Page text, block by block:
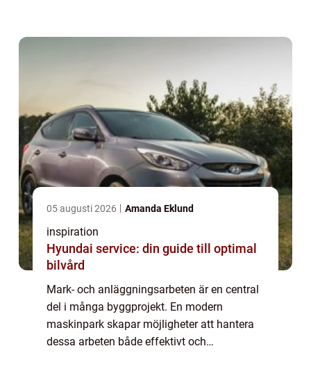
05 augusti 2026 Amanda Eklund
inspiration
Hyundai service: din guide till optimal
bilvård
Mark- och anläggningsarbeten är en central
del i många byggprojekt. En modern
maskinpark skapar möjligheter att hantera
dessa arbeten både effektivt och